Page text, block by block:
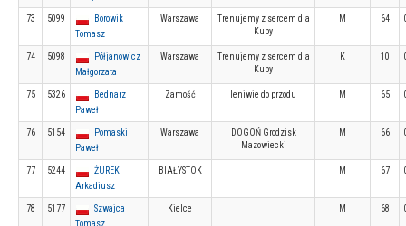
73 5099
Borowik
Tomasz
Warszawa
Trenujemy z sercem dla
Kuby
M 64
74 5098
Półjanowicz
Małgorzata
Warszawa
Trenujemy z sercem dla
Kuby
K 10
75 5326
Bednarz
Paweł
Zamość leniwie do przodu M 65
76 5154
Pomaski
Paweł
Warszawa
DOGOŃ Grodzisk
Mazowiecki
M 66
77 5244
ŻUREK
Arkadiusz
BIAŁYSTOK M 67
78 5177
Szwajca
Tomasz
Kielce M 68